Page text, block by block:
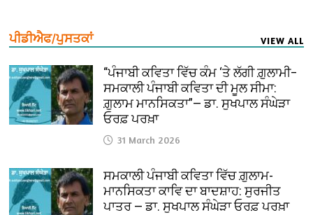
ਪੀਡੀਐਫ/ਪੁਸਤਕਾਂ VIEW ALL
“ਪੰਜਾਬੀ ਕਵਿਤਾ ਵਿੱਚ ਕੰਮ ‘ਤੇ ਲੱਗੀ ਗ਼ੁਲਾਮੀ–
ਸਮਕਾਲੀ ਪੰਜਾਬੀ ਕਵਿਤਾ ਦੀ ਮੂਲ ਸੀਮਾ:
ਗ਼ੁਲਾਮ ਮਾਨਸਿਕਤਾ”— ਡਾ. ਸੁਖਪਾਲ ਸੰਘੇੜਾ
ਓਰਫ਼ ਪਰਖ਼ਾ
31 March 2026
ਸਮਕਾਲੀ ਪੰਜਾਬੀ ਕਵਿਤਾ ਵਿੱਚ ਗ਼ੁਲਾਮ-
ਮਾਨਸਿਕਤਾ ਕਾਵਿ ਦਾ ਬਾਦਸ਼ਾਹ: ਸੁਰਜੀਤ
ਪਾਤਰ — ਡਾ. ਸੁਖਪਾਲ ਸੰਘੇੜਾ ਓਰਫ਼ ਪਰਖ਼ਾ